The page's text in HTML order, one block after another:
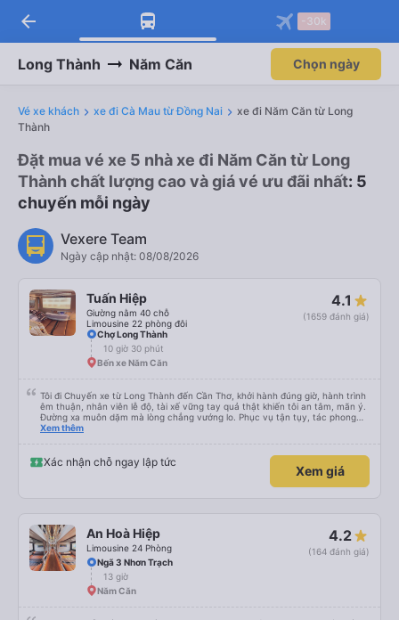
arrow_back -30k
Long Thành Năm Căn Chọn ngày
Vé xe khách xe đi Cà Mau từ Đồng Nai
xe đi Năm Căn từ Long
Thành
Đặt mua vé xe 5 nhà xe đi Năm Căn từ Long
Thành chất lượng cao và giá vé ưu đãi nhất: 5
chuyến mỗi ngày
Vexere Team
Ngày cập nhật: 08/08/2026
Tuấn Hiệp
Giường nằm 40 chỗ
Limousine 22 phòng đôi
4.1
(1659 đánh giá)
Chợ Long Thành
10 giờ 30 phút
Bến xe Năm Căn
Tôi đi Chuyến xe từ Long Thành đến Cần Thơ, khởi hành đúng giờ, hành trình
êm thuận, nhân viên lễ độ, tài xế vững tay quả thật khiến tôi an tâm, mãn ý.
Đường xa muôn dặm mà lòng chẳng vướng lo. Phục vụ tận tụy, tác phong
nghiêm cẩn, hiếm thấy giữa thời buổi kim tiền vội vã. Xã hội loạn đạo. Xin gửi
Xem thêm
Xác nhận chỗ ngay lập tức
Xem giá
An Hoà Hiệp
Limousine 24 Phòng
4.2
(164 đánh giá)
Ngã 3 Nhơn Trạch
13 giờ
Năm Căn